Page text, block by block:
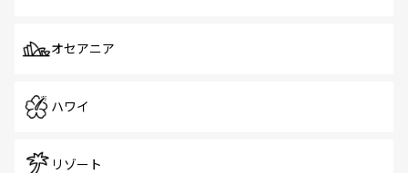
オセアニア
ハワイ
リゾート